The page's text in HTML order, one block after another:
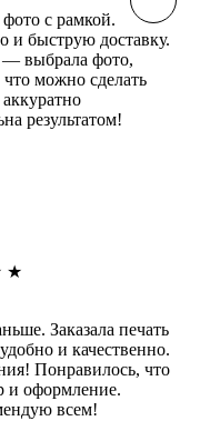
фото с рамкой.
и быструю доставку.
— выбрала фото,
можно сделать
результатом!
★
Заказала печать
и качественно.
Понравилось, что
и оформление.
всем!